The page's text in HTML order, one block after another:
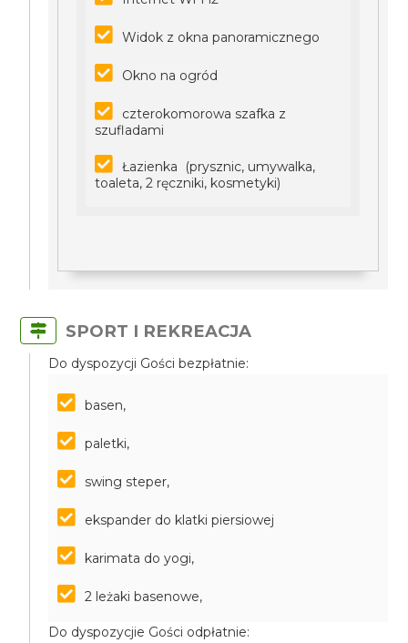
Widok z okna panoramicznego
Okno na ogród
czterokomorowa szafka z
szufladami
Łazienka (prysznic, umywalka,
toaleta, 2 ręczniki, kosmetyki)
SPORT I REKREACJA
Do dyspozycji Gości bezpłatnie:
basen,
paletki,
swing steper,
ekspander do klatki piersiowej
karimata do yogi,
2 leżaki basenowe,
Do dyspozycjie Gości odpłatnie: